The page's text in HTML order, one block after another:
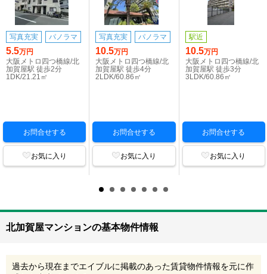
写真充実 パノラマ
5.5万円
大阪メトロ四つ橋線/北
加賀屋駅 徒歩2分
1DK/21.21㎡
お問合せする
お気に入り
写真充実 パノラマ
10.5万円
大阪メトロ四つ橋線/北
加賀屋駅 徒歩4分
2LDK/60.86㎡
お問合せする
お気に入り
駅近
10.5万円
大阪メトロ四つ橋線/北
加賀屋駅 徒歩3分
3LDK/60.86㎡
お問合せする
お気に入り
北加賀屋マンションの基本物件情報
過去から現在までエイブルに掲載のあった賃貸物件情報を元に作